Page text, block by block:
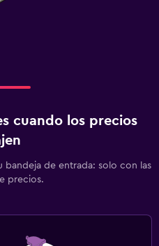
cuando los precios
bandeja de entrada: solo con las
precios.